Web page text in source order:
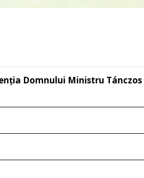
Domnului Ministru Tánczos